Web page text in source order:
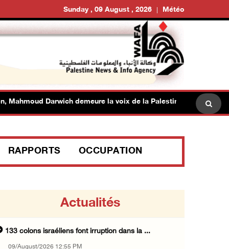
Sunday , 09 August , 2026 Météo
Darwich demeure la voix de la Palestine
RAPPORTS OCCUPATION
Actualités
133 colons israéliens font irruption dans la ...
09/August/2026 12:55 PM